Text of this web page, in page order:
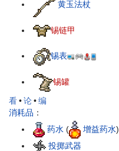
黄玉法杖
锡链甲
锡表
锡罐
看•论•编
消耗品 ：
药水 ( 增益药水)
投掷武器